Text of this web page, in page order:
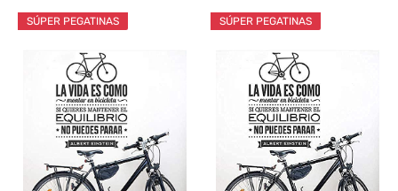
SÚPER PEGATINAS SÚPER PEGATINAS